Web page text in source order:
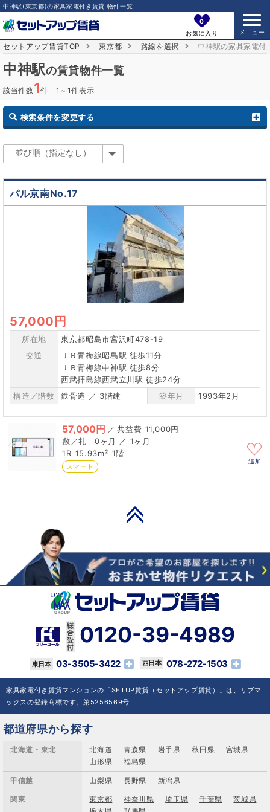
中神駅(東京都)の家具家電付き賃貸 物件一覧
0
お気に入り
セットアップ賃貸TOP 東京都 路線を選択 中神駅の家具家電付
中神駅の賃貸物件一覧
該当件数1件 1～1件表示
検索条件を変更する
パル京南No.17
57,000円
所在地
東京都昭島市宮沢町478-19
交通
ＪＲ青梅線昭島駅 徒歩11分
ＪＲ青梅線中神駅 徒歩8分
西武拝島線西武立川駅 徒歩24分
構造／階数
鉄骨造 ／ 3階建 築年月 1993年2月
57,000円 ／
11,000円
0ヶ月 ／ 1ヶ月
1R 15.93m² 1階
スマート
追加
0120-39-4989
03-3505-3422 078-272-1503
家具家電付き賃貸マンションの「SETUP賃貸（セットアップ賃貸）」は、リブマ
ックスの登録商標です。第5256569号
都道府県から探す
北海道・東北 北海道 青森県 岩手県 秋田県
宮城県
山形県
福島県
甲信越 山梨県 長野県 新潟県
関東 東京都 神奈川県 埼玉県 千葉県
茨城県